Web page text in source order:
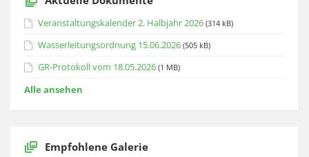
Veranstaltungskalender 2. Halbjahr 2026 (314 kB)
Wasserleitungsordnung 15.06.2026 (505 kB)
GR-Protokoll vom 18.05.2026 (1 MB)
Alle ansehen
Empfohlene Galerie